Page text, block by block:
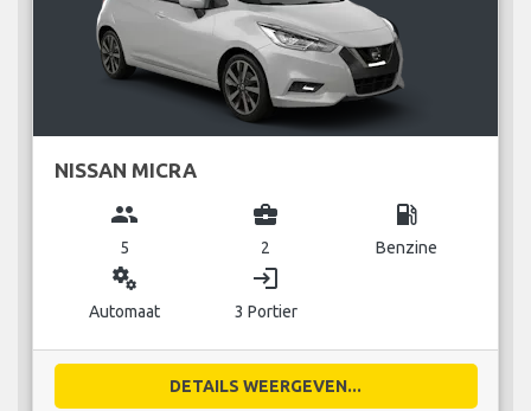
NISSAN MICRA
group
5
business_center
2
local_gas_station
Benzine
miscellaneous_services
Automaat
login
3 Portier
DETAILS WEERGEVEN...